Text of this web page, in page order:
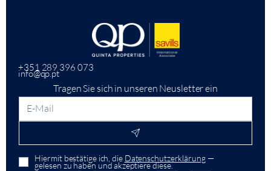
+351 289 396 073
info@qp.pt
Tragen Sie sich in unseren Neusletter ein
Hiermit bestätige ich, die Datenschutzerklärung—
gelesen zu haben und akzeptiere diese.